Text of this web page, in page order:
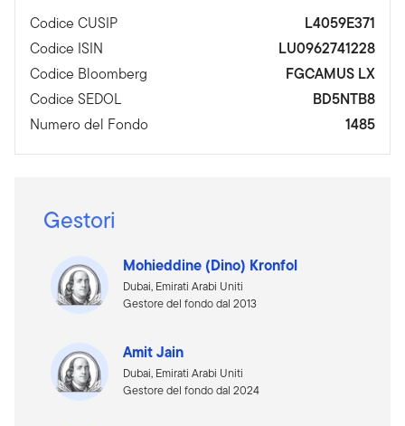
Codice CUSIP
L4059E371
Codice ISIN
LU0962741228
Codice Bloomberg
FGCAMUS LX
Codice SEDOL
BD5NTB8
Numero del Fondo
1485
Gestori
Mohieddine (Dino) Kronfol
Dubai, Emirati Arabi Uniti
Gestore del fondo dal 2013
Amit Jain
Dubai, Emirati Arabi Uniti
Gestore del fondo dal 2024